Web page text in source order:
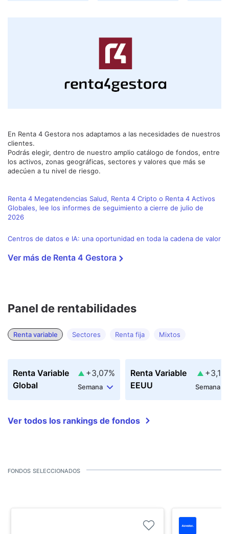
En Renta 4 Gestora nos adaptamos a las necesidades de nuestros
clientes.
Podrás elegir, dentro de nuestro amplio catálogo de fondos, entre
los activos, zonas geográficas, sectores y valores que más se
Renta 4 Megatendencias Salud, Renta 4 Cripto o Renta 4 Activos
Globales, lee los informes de seguimiento a cierre de julio de
2026
Centros de datos e IA: una oportunidad en toda la cadena de valor
Ver más de Renta 4 Gestora
Panel de rentabilidades
Renta Variable
Global
+3,07%
Semana
Renta Variable
EEUU
+3,13
Semana
Ver todos los rankings de fondos
fondos seleccionados